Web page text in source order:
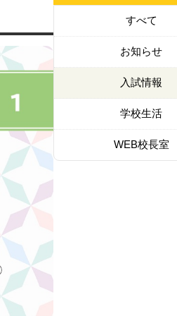
すべて
お知らせ
入試情報
学校生活
WEB校長室